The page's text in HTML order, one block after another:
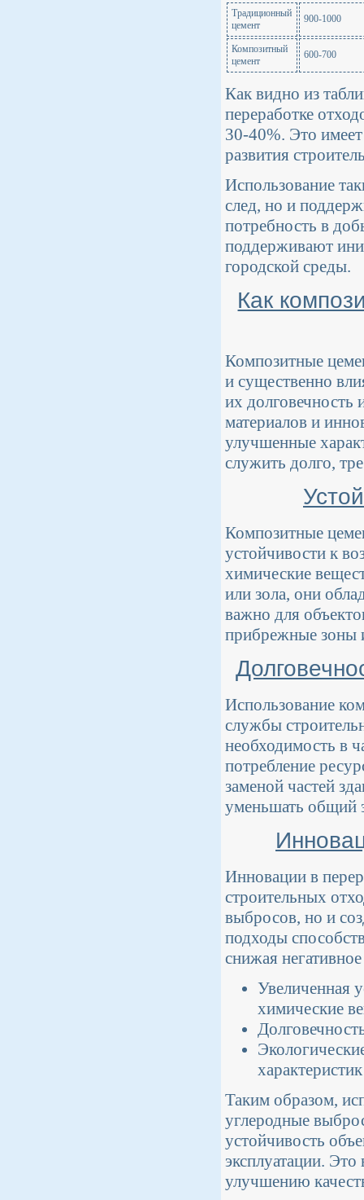
Традиционный
цемент
900-1000
Композитный
цемент
600-700
Как видно из
переработке
30-40%. Это имеет
развития
Использование
след, но и
потребность в
поддерживают
городской среды.
Как
Композитные
и существенно
их долговечность
материалов и
улучшенные
служить долго,
Композитные
устойчивости к
химические
или зола, они
важно для
прибрежные зоны
Использование
службы
необходимость в
потребление
заменой частей
уменьшать общий
Инновации в
строительных
выбросов, но и
подходы
снижая
Увеличенная
химические
Таким образом,
углеродные
устойчивость
эксплуатации.
улучшению